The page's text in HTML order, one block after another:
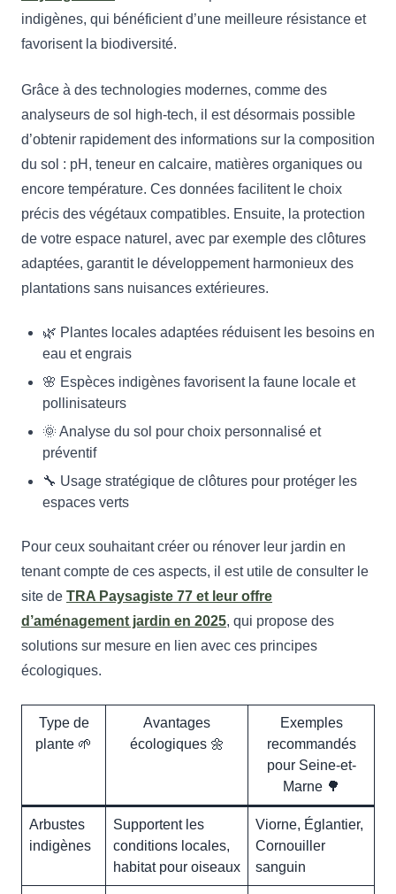
indigènes, qui bénéficient d’une meilleure résistance et
favorisent la biodiversité.
Grâce à des technologies modernes, comme des
analyseurs de sol high-tech, il est désormais possible
d’obtenir rapidement des informations sur la composition
du sol : pH, teneur en calcaire, matières organiques ou
encore température. Ces données facilitent le choix
précis des végétaux compatibles. Ensuite, la protection
de votre espace naturel, avec par exemple des clôtures
adaptées, garantit le développement harmonieux des
plantations sans nuisances extérieures.
🌿 Plantes locales adaptées réduisent les besoins en
eau et engrais
🌸 Espèces indigènes favorisent la faune locale et
pollinisateurs
🌞 Analyse du sol pour choix personnalisé et
préventif
🔧 Usage stratégique de clôtures pour protéger les
espaces verts
Pour ceux souhaitant créer ou rénover leur jardin en
tenant compte de ces aspects, il est utile de consulter le
site de TRA Paysagiste 77 et leur offre
d’aménagement jardin en 2025, qui propose des
solutions sur mesure en lien avec ces principes
écologiques.
Type de
plante 🌱
Avantages
écologiques 🌼
Exemples
recommandés
pour Seine-et-
Marne 🌳
Arbustes
indigènes
Supportent les
conditions locales,
habitat pour oiseaux
Viorne, Églantier,
Cornouiller
sanguin